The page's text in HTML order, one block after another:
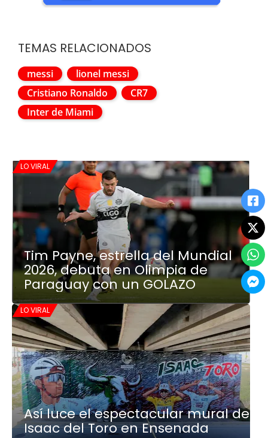
TEMAS RELACIONADOS
messi
lionel messi
Cristiano Ronaldo
CR7
Inter de Miami
LO VIRAL
Tim Payne, estrella del Mundial
2026, debuta en Olimpia de
Paraguay con un GOLAZO
LO VIRAL
Así luce el espectacular mural de
Isaac del Toro en Ensenada